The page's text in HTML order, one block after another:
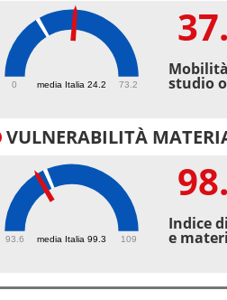
media Italia 24.2
0 73.2 studio
VULNERABILITÀ
media Italia 99.3
93.6 109
Indice
e